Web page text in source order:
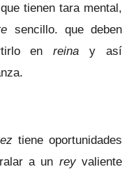
que tienen tara mental,
sencillo. que deben
enreina y así
tiene oportunidades
a un reyvaliente